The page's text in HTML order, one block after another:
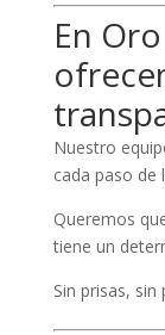
En
Nuestro
cada paso de
Queremos
tiene un
Sin prisas,